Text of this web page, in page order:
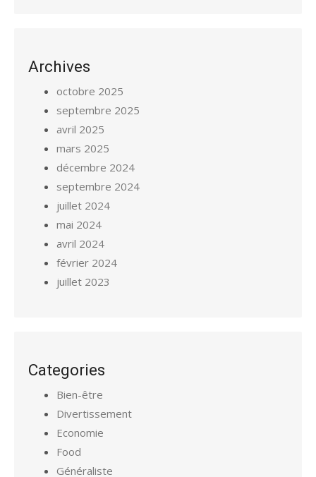
Archives
octobre 2025
septembre 2025
avril 2025
mars 2025
décembre 2024
septembre 2024
juillet 2024
mai 2024
avril 2024
février 2024
juillet 2023
Categories
Bien-être
Divertissement
Economie
Food
Généraliste